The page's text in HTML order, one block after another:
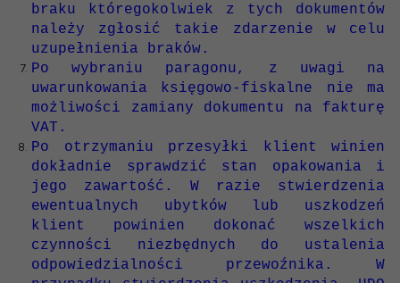
braku któregokolwiek z tych dokumentów
należy zgłosić takie zdarzenie w celu
uzupełnienia braków.
Po wybraniu paragonu, z uwagi na
uwarunkowania księgowo-fiskalne nie ma
możliwości zamiany dokumentu na fakturę
VAT.
Po otrzymaniu przesyłki klient winien
dokładnie sprawdzić stan opakowania i
jego zawartość. W razie stwierdzenia
ewentualnych ubytków lub uszkodzeń
klient powinien dokonać wszelkich
czynności niezbędnych do ustalenia
odpowiedzialności przewoźnika. W